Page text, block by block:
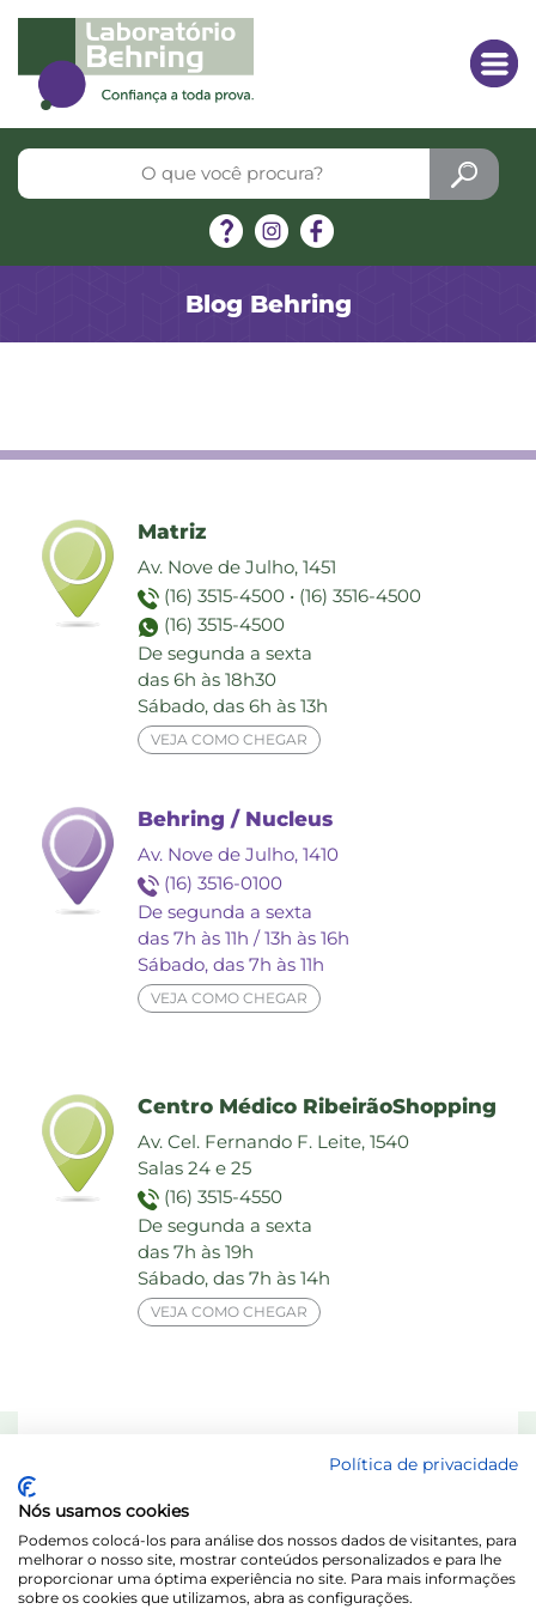
Blog Behring
Matriz
Av. Nove de Julho, 1451
(16) 3515-4500 • (16) 3516-4500
(16) 3515-4500
De segunda a sexta
das 6h às 18h30
Sábado, das 6h às 13h
VEJA COMO CHEGAR
Behring / Nucleus
Av. Nove de Julho, 1410
(16) 3516-0100
De segunda a sexta
das 7h às 11h / 13h às 16h
Sábado, das 7h às 11h
VEJA COMO CHEGAR
Centro Médico RibeirãoShopping
Av. Cel. Fernando F. Leite, 1540
Salas 24 e 25
(16) 3515-4550
De segunda a sexta
das 7h às 19h
Sábado, das 7h às 14h
VEJA COMO CHEGAR
Responsável Técnico: Dra. Maria das Graças Elias de Assis - CRF 8713-SP
Laboratório Behring de Análises Clínicas Ltda.
Política de privacidade
Nós usamos cookies
Podemos colocá-los para análise dos nossos dados de visitantes, para
melhorar o nosso site, mostrar conteúdos personalizados e para lhe
proporcionar uma óptima experiência no site. Para mais informações
sobre os cookies que utilizamos, abra as configurações.